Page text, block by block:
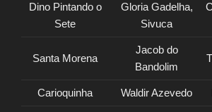
Dino Pintando o
Sete
Gloria Gadelha,
Sivuca
Santa Morena
Jacob do
Bandolim
Carioquinha Waldir Azevedo